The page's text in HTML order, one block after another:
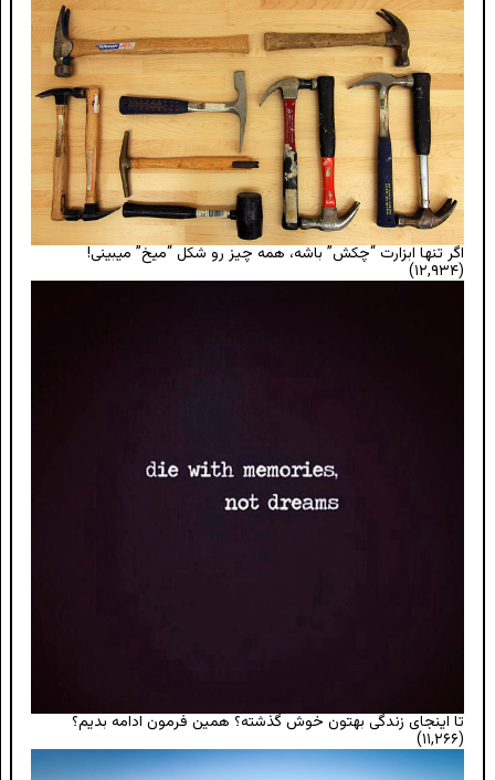
اگر تنها ابزارت “چکش” باشه، همه چیز رو شکل “میخ” میبینی!
(۱۲,۹۳۴)
تا اینجای زندگی بهتون خوش گذشته؟ همین فرمون ادامه بدیم؟
(۱۱,۲۶۶)